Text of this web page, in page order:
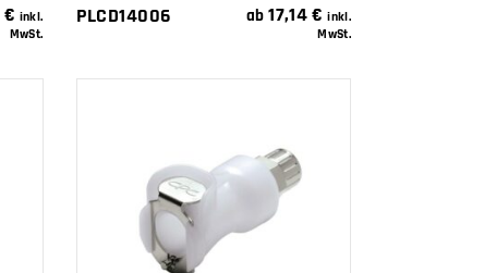
€ inkl.
MwSt.
PLCD14006 ab17,14€ inkl.
MwSt.
IN DEN
WARENKORB